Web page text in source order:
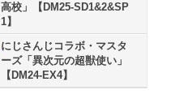
高校」【DM25-SD1&2&SP
1】
にじさんじコラボ・マスタ
ーズ「異次元の超獣使い」
【DM24-EX4】